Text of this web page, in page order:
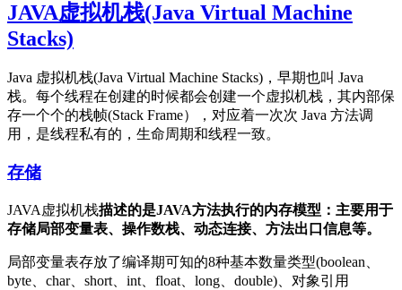
JAVA虚拟机栈(Java Virtual Machine
Stacks)
Java 虚拟机栈(Java Virtual Machine Stacks)，早期也叫 Java
栈。每个线程在创建的时候都会创建一个虚拟机栈，其内部保
存一个个的栈帧(Stack Frame），对应着一次次 Java 方法调
用，是线程私有的，生命周期和线程一致。
存储
JAVA虚拟机栈描述的是JAVA方法执行的内存模型： 主要用于
存储局部变量表、操作数栈、动态连接、方法出口信息等。
局部变量表存放了编译期可知的8种基本数量类型(boolean、
byte、char、short、int、float、long、double)、对象引用